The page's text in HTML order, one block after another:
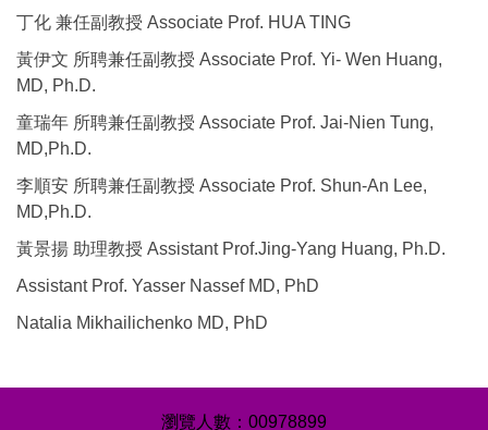
丁化 兼任副教授 Associate Prof. HUA TING
黃伊文 所聘兼任副教授 Associate Prof. Yi- Wen Huang,
MD, Ph.D.
童瑞年 所聘兼任副教授 Associate Prof. Jai-Nien Tung,
MD,Ph.D.
李順安 所聘兼任副教授 Associate Prof. Shun-An Lee,
MD,Ph.D.
黃景揚 助理教授 Assistant Prof.Jing-Yang Huang, Ph.D.
Assistant Prof. Yasser Nassef MD, PhD
Natalia Mikhailichenko MD, PhD
00978899